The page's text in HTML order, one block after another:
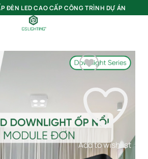
ĐÈN LED CAO CẤP CÔNG TRÌNH DỰ ÁN
Add to wishlist